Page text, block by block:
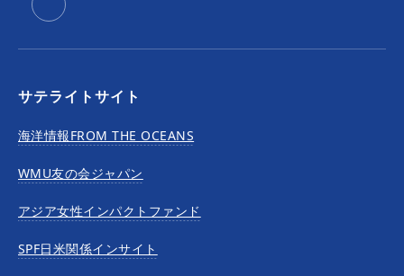
サテライトサイト
海洋情報FROM THE OCEANS
WMU友の会ジャパン
アジア女性インパクトファンド
SPF日米関係インサイト